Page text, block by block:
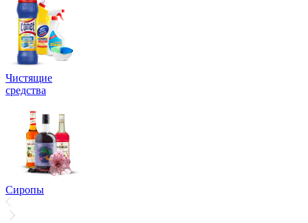
Чистящие
средства
Сиропы